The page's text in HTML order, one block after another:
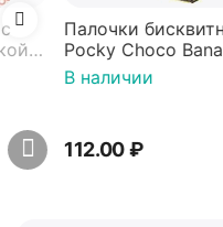
Палочки бисквитные
Pocky Choco Banana
В наличии
112.00₽